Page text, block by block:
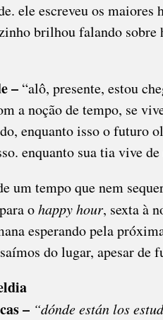
ele escreveu os maiores
brilhou falando sobre
– “alô, presente, estou
a noção de tempo, se
enquanto isso o futuro
enquanto sua tia vive
um tempo que nem
ohappy hour, sexta à
esperando pela
do lugar, apesar de
– “dónde están los